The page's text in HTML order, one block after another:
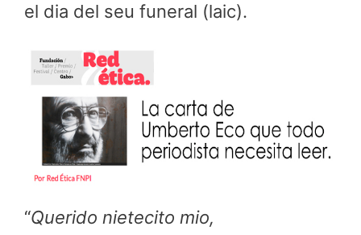
el dia del seu funeral (laic).
“Querido nietecito mio,